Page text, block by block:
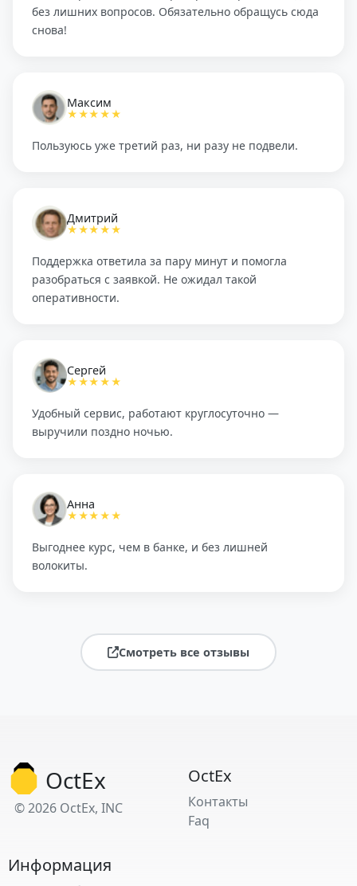
без лишних вопросов. Обязательно обращусь сюда
снова!
Максим
★★★★★
Пользуюсь уже третий раз, ни разу не подвели.
Дмитрий
★★★★★
Поддержка ответила за пару минут и помогла
разобраться с заявкой. Не ожидал такой
оперативности.
Сергей
★★★★★
Удобный сервис, работают круглосуточно —
выручили поздно ночью.
Анна
★★★★★
Выгоднее курс, чем в банке, и без лишней
волокиты.
Смотреть все отзывы
OctEx
© 2026 OctEx, INC
OctEx
Контакты
Faq
Информация